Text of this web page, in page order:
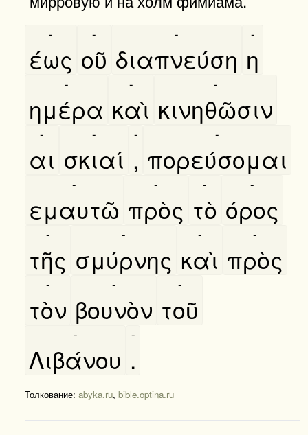
έως
-
οῦ
-
διαπνεύση
-
η
-
ημέρα
-
καὶ
-
κινηθῶσιν
-
αι
-
σκιαί
-
,
-
πορεύσομαι
-
εμαυτῶ
-
πρὸς
-
τὸ
-
όρος
-
τῆς
-
σμύρνης
-
καὶ
-
πρὸς
-
τὸν
-
βουνὸν
-
τοῦ
-
Λιβάνου
-
.
-
Толкование: abyka.ru, bible.optina.ru